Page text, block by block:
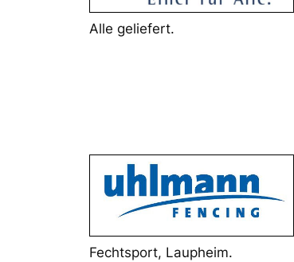
Alle geliefert.
Fechtsport, Laupheim.